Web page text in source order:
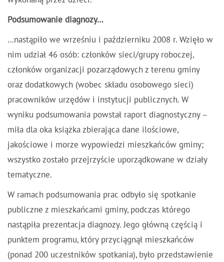
Podsumowanie diagnozy…
…nastąpiło we wrześniu i październiku 2008 r. Wzięło w
nim udział 46 osób: członków sieci/grupy roboczej,
członków organizacji pozarządowych z terenu gminy
oraz dodatkowych (wobec składu osobowego sieci)
pracowników urzędów i instytucji publicznych. W
wyniku podsumowania powstał raport diagnostyczny –
miła dla oka książka zbierająca dane ilościowe,
jakościowe i morze wypowiedzi mieszkańców gminy;
wszystko zostało przejrzyście uporządkowane w działy
tematyczne.
W ramach podsumowania prac odbyło się spotkanie
publiczne z mieszkańcami gminy, podczas którego
nastąpiła prezentacja diagnozy. Jego główną częścią i
punktem programu, który przyciągnął mieszkańców
(ponad 200 uczestników spotkania), było przedstawienie